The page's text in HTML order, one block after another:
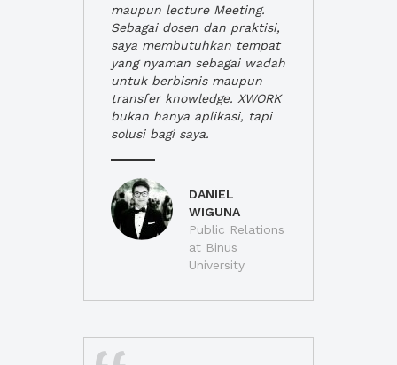
maupun lecture Meeting.
Sebagai dosen dan praktisi,
saya membutuhkan tempat
yang nyaman sebagai wadah
untuk berbisnis maupun
transfer knowledge. XWORK
bukan hanya aplikasi, tapi
solusi bagi saya.
DANIEL
WIGUNA
Public Relations
at Binus
University